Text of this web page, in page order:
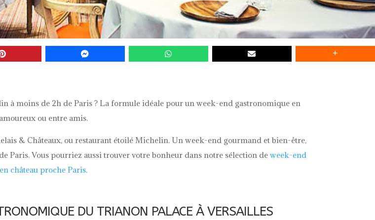
à moins de 2h de Paris ? La formule idéale pour un week-end gastronomique en
amoureux ou entre amis.
& Châteaux, ou restaurant étoilé Michelin. Un week-end gourmand et bien-être,
Paris. Vous pourriez aussi trouver votre bonheur dans notre sélection de week-end
en château proche Paris.
DU TRIANON PALACE À VERSAILLES